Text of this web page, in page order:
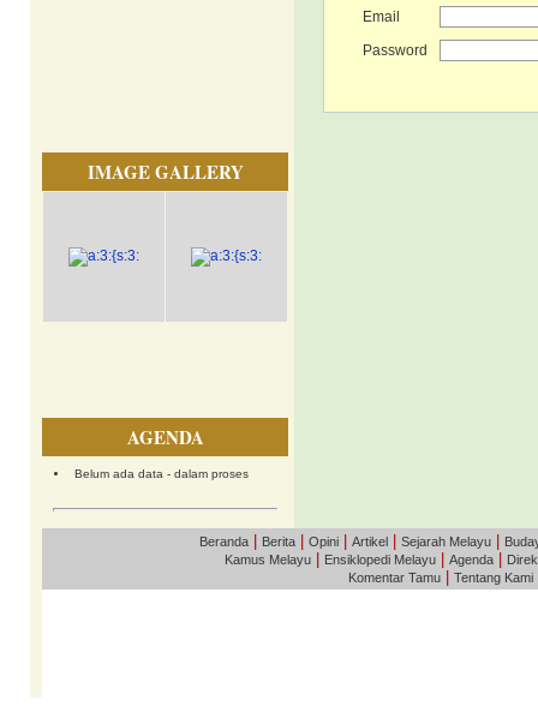
IMAGE GALLERY
AGENDA
Belum ada data - dalam proses
Email
Password
Beranda Berita Opini Artikel Sejarah Melayu
Kamus Melayu
Ensiklopedi Melayu Agenda
Komentar Tamu
Tentang Kami